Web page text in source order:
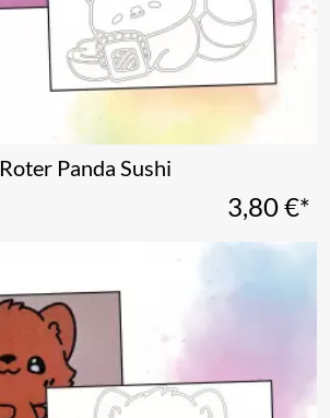
Roter Panda Sushi
3,80€*